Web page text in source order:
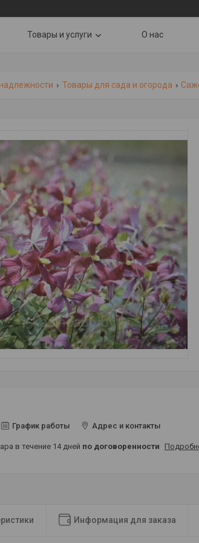
Товары и услуги О нас
Товары для сада и огорода
График работы Адрес и контакты
в течение 14 дней по договоренности
Информация для заказа